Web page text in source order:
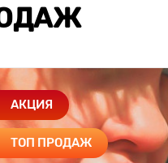
АКЦИЯ
ТОП ПРОДАЖ